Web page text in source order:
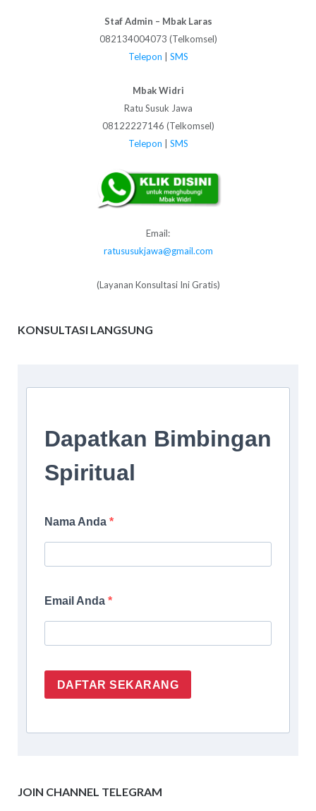
Staf Admin – Mbak Laras
082134004073 (Telkomsel)
Telepon
SMS
Mbak Widri
Ratu Susuk Jawa
08122227146 (Telkomsel)
Telepon
SMS
Email:
ratususukjawa@gmail.com
(Layanan Konsultasi Ini Gratis)
KONSULTASI LANGSUNG
Dapatkan Bimbingan
Spiritual
Nama Anda
Email Anda
DAFTAR SEKARANG
JOIN CHANNEL TELEGRAM